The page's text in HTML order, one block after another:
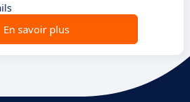
En savoir plus